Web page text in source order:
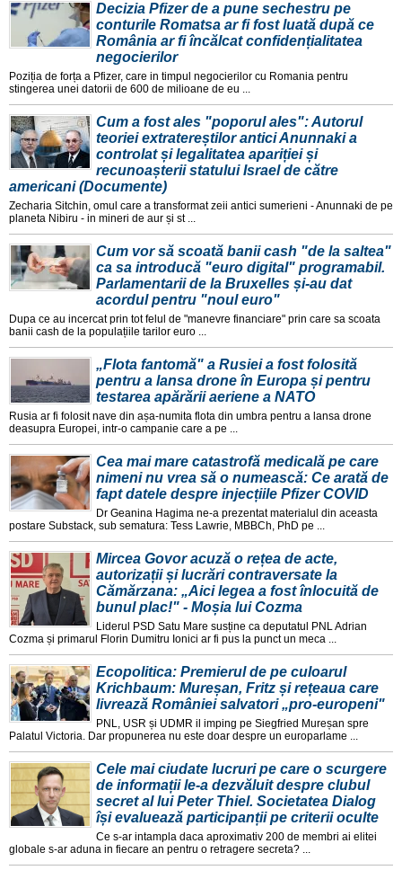
Decizia Pfizer de a pune sechestru pe
conturile Romatsa ar fi fost luată după ce
România ar fi încălcat confidențialitatea
negocierilor
Poziția de forța a Pfizer, care in timpul negocierilor cu Romania pentru
stingerea unei datorii de 600 de milioane de eu ...
Cum a fost ales "poporul ales": Autorul
teoriei extratereștilor antici Anunnaki a
controlat și legalitatea apariției și
recunoașterii statului Israel de către
americani (Documente)
Zecharia Sitchin, omul care a transformat zeii antici sumerieni - Anunnaki de pe
planeta Nibiru - in mineri de aur și st ...
Cum vor să scoată banii cash "de la saltea"
ca sa introducă "euro digital" programabil.
Parlamentarii de la Bruxelles și-au dat
acordul pentru "noul euro"
Dupa ce au incercat prin tot felul de "manevre financiare" prin care sa scoata
banii cash de la populațiile tarilor euro ...
„Flota fantomă" a Rusiei a fost folosită
pentru a lansa drone în Europa și pentru
testarea apărării aeriene a NATO
Rusia ar fi folosit nave din așa-numita flota din umbra pentru a lansa drone
deasupra Europei, intr-o campanie care a pe ...
Cea mai mare catastrofă medicală pe care
nimeni nu vrea să o numească: Ce arată de
fapt datele despre injecțiile Pfizer COVID
Dr Geanina Hagima ne-a prezentat materialul din aceasta
postare Substack, sub sematura: Tess Lawrie, MBBCh, PhD pe ...
Mircea Govor acuză o rețea de acte,
autorizații și lucrări contraversate la
Cămărzana: „Aici legea a fost înlocuită de
bunul plac!" - Moșia lui Cozma
Liderul PSD Satu Mare susține ca deputatul PNL Adrian
Cozma și primarul Florin Dumitru Ionici ar fi pus la punct un meca ...
Ecopolitica: Premierul de pe culoarul
Krichbaum: Mureșan, Fritz și rețeaua care
livrează României salvatori „pro-europeni"
PNL, USR și UDMR il imping pe Siegfried Mureșan spre
Palatul Victoria. Dar propunerea nu este doar despre un europarlame ...
Cele mai ciudate lucruri pe care o scurgere
de informații le-a dezvăluit despre clubul
secret al lui Peter Thiel. Societatea Dialog
își evaluează participanții pe criterii oculte
Ce s-ar intampla daca aproximativ 200 de membri ai elitei
globale s-ar aduna in fiecare an pentru o retragere secreta? ...